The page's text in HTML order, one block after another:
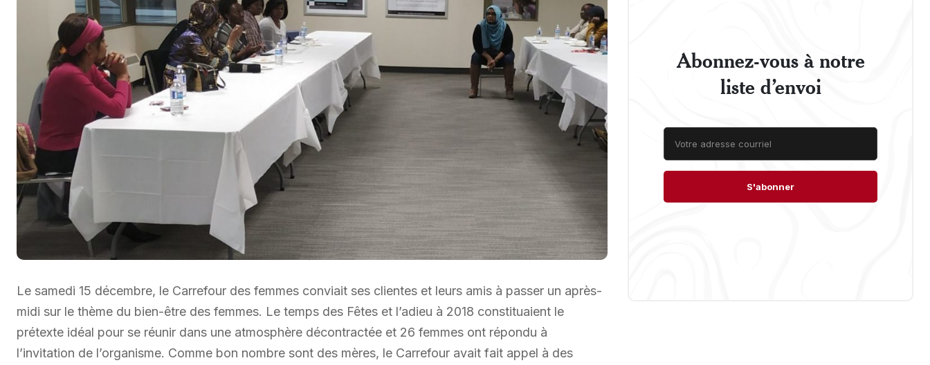
Le samedi 15 décembre, le Carrefour des femmes conviait ses clientes et leurs amis à passer un après-
midi sur le thème du bien-être des femmes. Le temps des Fêtes et l’adieu à 2018 constituaient le
prétexte idéal pour se réunir dans une atmosphère décontractée et 26 femmes ont répondu à
l’invitation de l’organisme. Comme bon nombre sont des mères, le Carrefour avait fait appel à des
Abonnez-vous à notre
liste d’envoi